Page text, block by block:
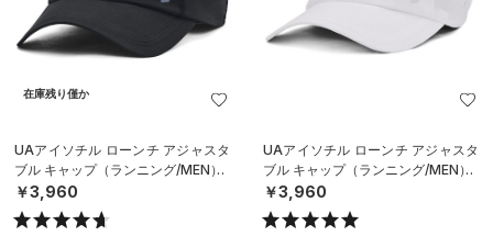
在庫残り僅か
UAアイソチル ローンチ アジャスタ
ブル キャップ（ランニング/MEN）
￥3,960
UAアイソチル ローンチ アジャスタ
ブル キャップ（ランニング/MEN）
￥3,960